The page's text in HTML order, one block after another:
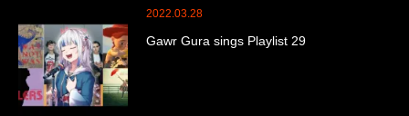
2022.03.28
Gawr Gura sings Playlist 29